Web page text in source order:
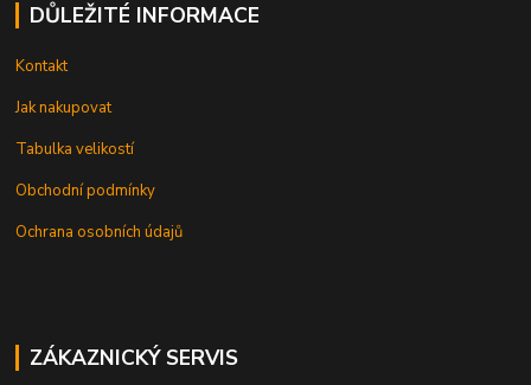
DŮLEŽITÉ INFORMACE
Kontakt
Jak nakupovat
Tabulka velikostí
Obchodní podmínky
Ochrana osobních údajů
ZÁKAZNICKÝ SERVIS